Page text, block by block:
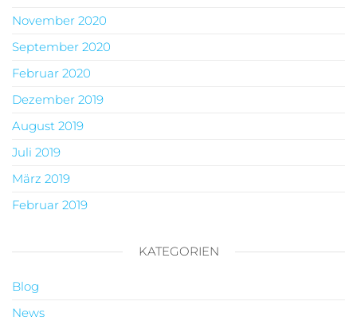
November 2020
September 2020
Februar 2020
Dezember 2019
August 2019
Juli 2019
März 2019
Februar 2019
KATEGORIEN
Blog
News